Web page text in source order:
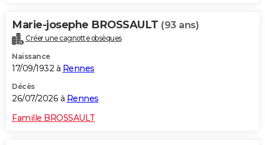
Marie-josephe BROSSAULT (93 ans)
Créer une cagnotte obsèques
Naissance
17/09/1932 à Rennes
Décès
26/07/2026 à Rennes
Famille BROSSAULT